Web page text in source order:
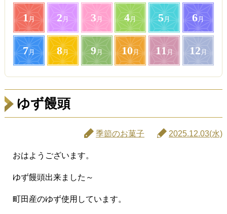
1月 2 月 3 月 4月 5月 6月
7月 8月 9月 10月 11 月 12 月
ゆず饅頭
季節のお菓子 2025.12.03(水)
おはようございます。
ゆず饅頭出来ました～
町田産のゆず使用しています。